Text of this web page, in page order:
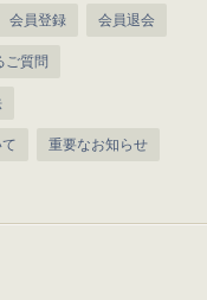
会員登録 会員退会
ご質問
重要なお知らせ